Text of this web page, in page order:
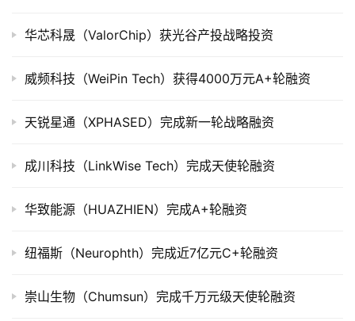
创
据
创
学
华芯科晟（ValorChip）获光谷产投战略投资
威频科技（WeiPin Tech）获得4000万元A+轮融资
天锐星通（XPHASED）完成新一轮战略融资
成川科技（LinkWise Tech）完成天使轮融资
华致能源（HUAZHIEN）完成A+轮融资
纽福斯（Neurophth）完成近7亿元C+轮融资
崇山生物（Chumsun）完成千万元级天使轮融资